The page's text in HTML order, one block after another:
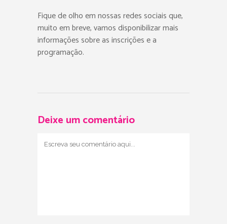
Fique de olho em nossas redes sociais que,
muito em breve, vamos disponibilizar mais
informações sobre as inscrições e a
programação.
Deixe um comentário